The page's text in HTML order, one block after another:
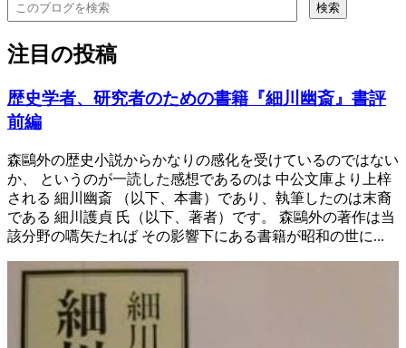
注目の投稿
歴史学者、研究者のための書籍『細川幽斎』書評
前編
森鷗外の歴史小説からかなりの感化を受けているのではない
か、 というのが一読した感想であるのは 中公文庫より上梓
される 細川幽斎 （以下、本書）であり、執筆したのは末裔
である 細川護貞 氏（以下、著者）です。 森鷗外の著作は当
該分野の嚆矢たれば その影響下にある書籍が昭和の世に...